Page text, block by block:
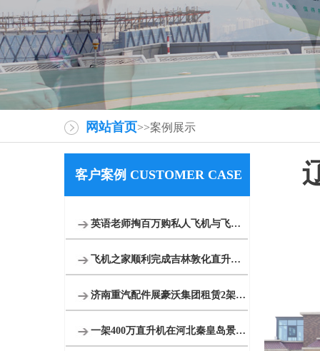
网站首页>>案例展示
客户案例 CUSTOMER CASE
英语老师掏百万购私人飞机与飞机之家开展直升机租赁业务
飞机之家顺利完成吉林敦化直升机航测
济南重汽配件展豪沃集团租赁2架直升机庆典
一架400万直升机在河北秦皇岛景区体验飞行